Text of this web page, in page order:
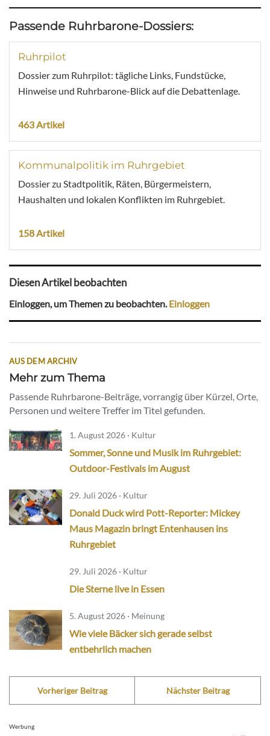
Passende Ruhrbarone-Dossiers:
Ruhrpilot
Dossier zum Ruhrpilot: tägliche Links, Fundstücke,
Hinweise und Ruhrbarone-Blick auf die Debattenlage.
463 Artikel
Kommunalpolitik im Ruhrgebiet
Dossier zu Stadtpolitik, Räten, Bürgermeistern,
Haushalten und lokalen Konflikten im Ruhrgebiet.
158 Artikel
Diesen Artikel beobachten
Einloggen, um Themen zu beobachten.Einloggen
AUS DEM ARCHIV
Mehr zum Thema
Passende Ruhrbarone-Beiträge, vorrangig über Kürzel, Orte,
Personen und weitere Treffer im Titel gefunden.
1. August 2026 · Kultur
Sommer, Sonne und Musik im Ruhrgebiet:
Outdoor-Festivals im August
29. Juli 2026 · Kultur
Donald Duck wird Pott-Reporter: Mickey
Maus Magazin bringt Entenhausen ins
Ruhrgebiet
29. Juli 2026 · Kultur
Die Sterne live in Essen
5. August 2026 · Meinung
Wie viele Bäcker sich gerade selbst
entbehrlich machen
Vorheriger Beitrag Nächster Beitrag
Werbung